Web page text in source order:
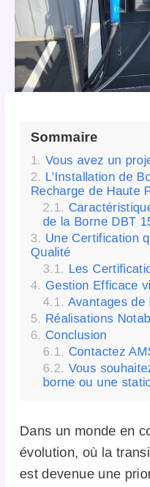
Sommaire
Vous avez un
L’Installation de
Recharge de Haute
de la Borne DBT
Une Certification
Qualité
Les
Gestion Efficace
Avantages de
Réalisations
Conclusion
Contactez
Vous
borne ou une
Dans un monde en
évolution, où la
est devenue une